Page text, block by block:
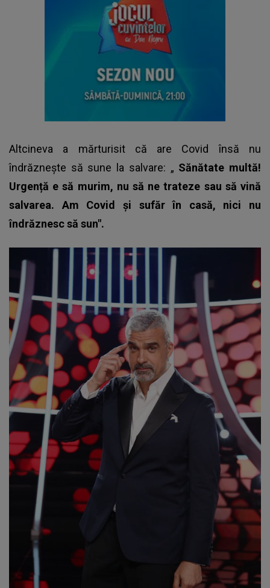
Altcineva a mărturisit că are Covid însă nu
îndrăznește să sune la salvare: „ Sănătate multă!
Urgență e să murim, nu să ne trateze sau să vină
salvarea. Am Covid și sufăr în casă, nici nu
îndrăznesc să sun".